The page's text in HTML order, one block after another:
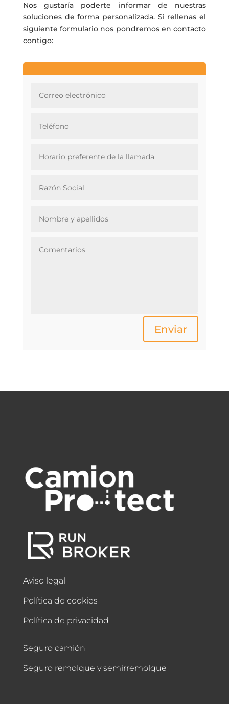
Nos gustaría poderte informar de nuestras
soluciones de forma personalizada. Si rellenas el
siguiente formulario nos pondremos en contacto
contigo:
Enviar
Aviso legal
Política de cookies
Política de privacidad
Seguro camión
Seguro remolque y semirremolque